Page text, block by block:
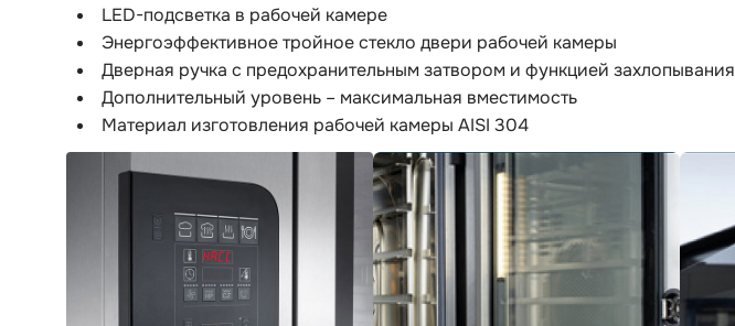
LED-подсветка в рабочей камере
Энергоэффективное тройное стекло двери рабочей камеры
Дверная ручка с предохранительным затвором и функцией захлопывания
Дополнительный уровень – максимальная вместимость
Материал изготовления рабочей камеры AISI 304